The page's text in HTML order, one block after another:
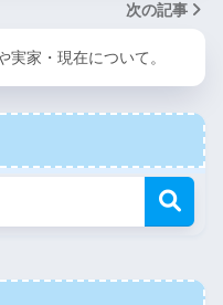
次の記事
家・現在について。